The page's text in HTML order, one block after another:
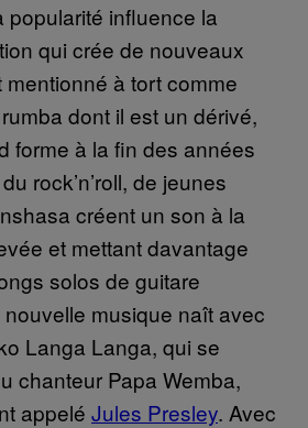
popularité influence la
qui crée de nouveaux
à tort comme
dont il est un dérivé,
forme à la fin des années
rock’n’roll, de jeunes
créent un son à la
et mettant davantage
solos de guitare
musique naît avec
Langa Langa, qui se
chanteur Papa Wemba,
appelé Jules Presley. Avec